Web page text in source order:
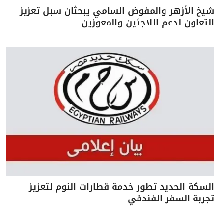
شيخ الأزهر والمفوض السامي يبحثان سبل تعزيز
التعاون لدعم اللاجئين والمعوزين
السكة الحديد تطور خدمة قطارات النوم لتعزيز
تجربة السفر الفندقي